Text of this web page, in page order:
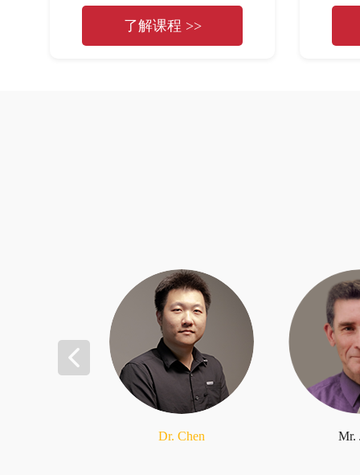
了解课程 >>
Dr. Chen Mr.